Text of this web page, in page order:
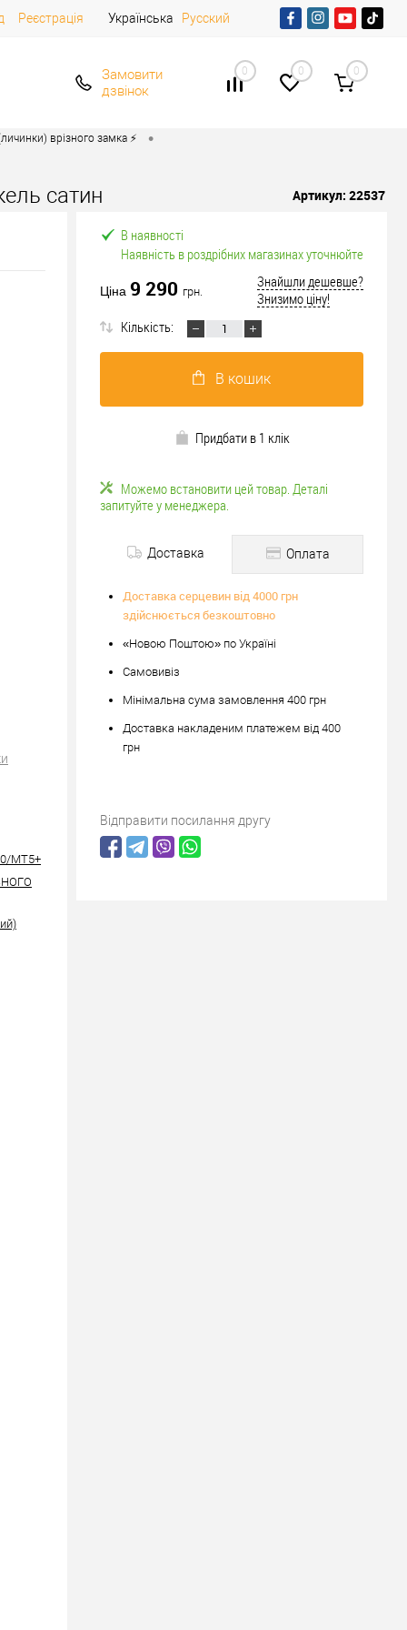
Реєстрація Українська Русский
Замовити
дзвінок
0 0 0
врізного замка ⚡️ •
сатин Артикул: 22537
MT5+
В наявності
Наявність в роздрібних магазинах уточнюйте
Ціна 9 290 грн.
Знайшли дешевше?
Знизимо ціну!
Кількість:
В кошик
Придбати в 1 клік
Можемо встановити цей товар. Деталі
запитуйте у менеджера.
Доставка Оплата
Доставка серцевин від 4000 грн
здійснюється безкоштовно
«Новою Поштою» по Україні
Самовивіз
Мінімальна сума замовлення 400 грн
Доставка накладеним платежем від 400
грн
Відправити посилання другу